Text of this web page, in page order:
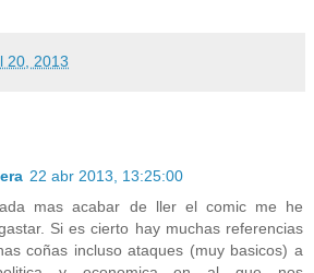
20, 2013
22 abr 2013, 13:25:00
mas acabar de ller el comic me he
Si es cierto hay muchas referencias
coñas incluso ataques (muy basicos) a